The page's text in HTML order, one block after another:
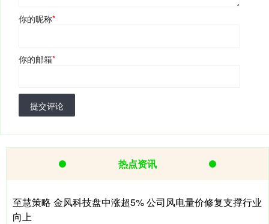
你的昵称*
你的邮箱*
提交评论
热点资讯
至慧策略 金风科技盘中涨超5% 公司风电量价修复支撑行业
向上